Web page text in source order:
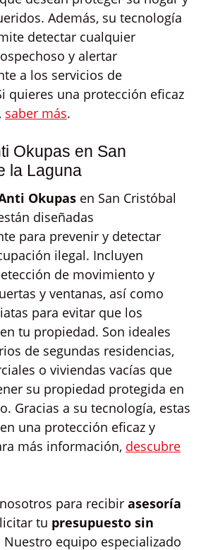
Además, su tecnología
detectar cualquier
y alertar
a los servicios de
quieres una protección eficaz
saber más.
Okupas en San
la Laguna
Okupas en San Cristóbal
diseñadas
para prevenir y detectar
ilegal. Incluyen
de movimiento y
y ventanas, así como
para evitar que los
tu propiedad. Son ideales
de segundas residencias,
o viviendas vacías que
su propiedad protegida en
Gracias a su tecnología, estas
una protección eficaz y
más información, descubre
para recibir asesoría
tu presupuesto sin
Nuestro equipo especializado